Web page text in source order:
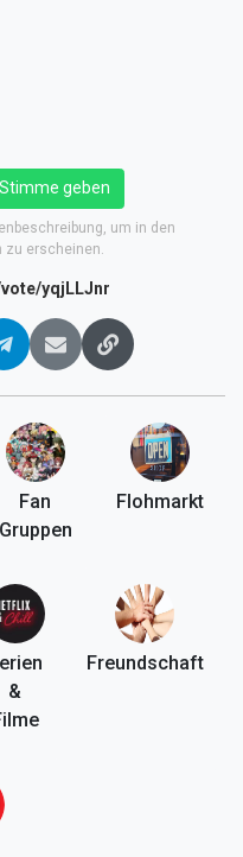
geben
um in den
zu erscheinen.
yqjLLJnr
Fan
Gruppen
Flohmarkt
&
Freundschaft